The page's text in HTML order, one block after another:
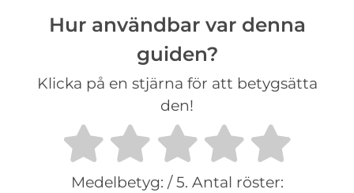
Hur användbar var denna
guiden?
Klicka på en stjärna för att betygsätta
den!
Medelbetyg: / 5. Antal röster: